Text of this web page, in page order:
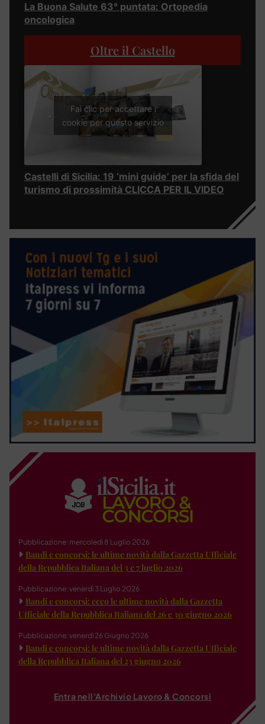
La Buona Salute 63° puntata: Ortopedia
oncologica
Oltre il Castello
Fai clic per accettare i
cookie per questo servizio
Castelli di Sicilia: 19 ‘mini guide’ per la sfida del
turismo di prossimità CLICCA PER IL VIDEO
Pubblicazione: mercoledì 8 Luglio 2026
Bandi e concorsi: le ultime novità dalla Gazzetta Ufficiale
della Repubblica Italiana del 3 e 7 luglio 2026
Pubblicazione: venerdì 3 Luglio 2026
Bandi e concorsi: ecco le ultime novità dalla Gazzetta
Ufficiale della Repubblica Italiana del 26 e 30 giugno 2026
Pubblicazione: venerdì 26 Giugno 2026
Bandi e concorsi: le ultime novità dalla Gazzetta Ufficiale
della Repubblica Italiana del 23 giugno 2026
Entra nell'Archivio Lavoro & Concorsi